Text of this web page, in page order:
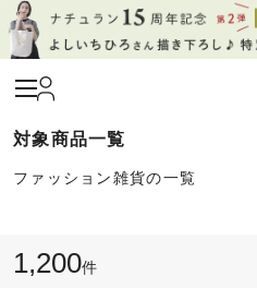
ファッション雑貨の一覧
1,200件